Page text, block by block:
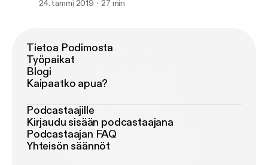
24. tammi 2019 27 min
Tietoa Podimosta
Työpaikat
Blogi
Kaipaatko apua?
Podcastaajille
Kirjaudu sisään podcastaajana
Podcastaajan FAQ
Yhteisön säännöt